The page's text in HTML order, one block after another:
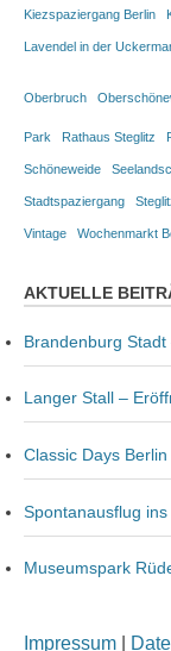
Kiezspaziergang Berlin
Lavendel in der
Oberbruch
Park Rathaus Steglitz
Schöneweide
Stadtspaziergang
Vintage Wochenmarkt
AKTUELLE
Brandenburg
Langer Stall –
Classic Days
Spontanausflug
Museumspark
Impressum